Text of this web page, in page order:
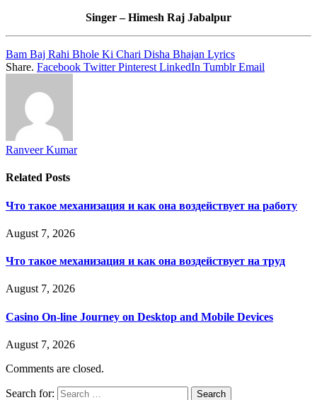
Singer – Himesh Raj Jabalpur
Bam Baj Rahi Bhole Ki Chari Disha Bhajan Lyrics
Share. Facebook Twitter Pinterest LinkedIn Tumblr Email
Ranveer Kumar
Related Posts
Что такое механизация и как она воздействует на работу
August 7, 2026
Что такое механизация и как она воздействует на труд
August 7, 2026
Casino On-line Journey on Desktop and Mobile Devices
August 7, 2026
Comments are closed.
Search for: